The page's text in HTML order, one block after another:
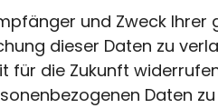
und Zweck
dieser Daten zu
die Zukunft
Daten